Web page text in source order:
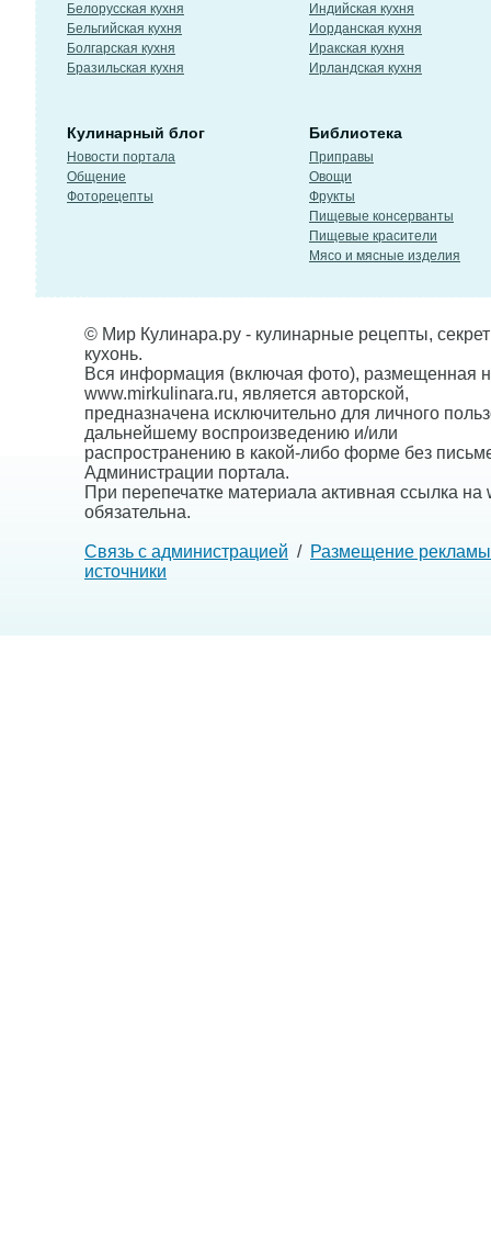
Белорусская кухня
Бельгийская кухня
Болгарская кухня
Бразильская кухня
Индийская кухня
Иорданская кухня
Иракская кухня
Ирландская кухня
Кулинарный блог
Новости портала
Общение
Фоторецепты
Библиотека
Приправы
Овощи
Фрукты
Пищевые консерванты
Пищевые красители
Мясо и мясные изделия
© Мир Кулинара.ру - кулинарные рецепты,
кухонь.
Вся информация (включая фото), размещенная
www.mirkulinara.ru, является авторской,
предназначена исключительно для личного
дальнейшему воспроизведению и/или
распространению в какой-либо форме без
Администрации портала.
При перепечатке материала активная ссылка на
обязательна.
Связь с администрацией / Размещение рекламы
источники